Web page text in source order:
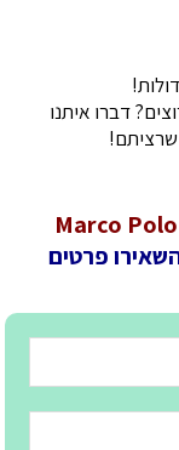
דברו איתנו
שרציתם!
תיק מחשב Marco Polo
פרטים